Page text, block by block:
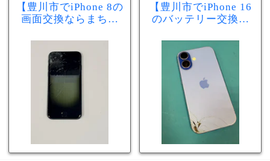
【豊川市でiPhone 8の
画面交換ならまちス
れ・液晶不良も当日
60分で修理可能！
【豊川市でiPhone 16
のバッテリー交換な
少し膨張したバッテ
リーも当日90分で安
心修理！